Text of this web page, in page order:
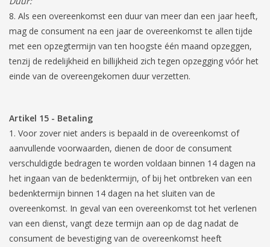
Als een overeenkomst een duur van meer dan een jaar heeft,
mag de consument na een jaar de overeenkomst te allen tijde
met een opzegtermijn van ten hoogste één maand opzeggen,
tenzij de redelijkheid en billijkheid zich tegen opzegging vóór het
einde van de overeengekomen duur verzetten.
Artikel 15 - Betaling
Voor zover niet anders is bepaald in de overeenkomst of
aanvullende voorwaarden, dienen de door de consument
verschuldigde bedragen te worden voldaan binnen 14 dagen na
het ingaan van de bedenktermijn, of bij het ontbreken van een
bedenktermijn binnen 14 dagen na het sluiten van de
overeenkomst. In geval van een overeenkomst tot het verlenen
van een dienst, vangt deze termijn aan op de dag nadat de
consument de bevestiging van de overeenkomst heeft